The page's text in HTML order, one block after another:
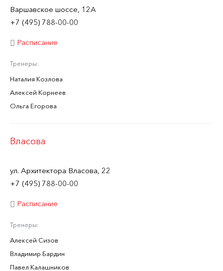
Варшавское шоссе, 12А
+7 (495) 788-00-00
Расписание
Тренеры:
Наталия Козлова
Алексей Корнеев
Ольга Егорова
Власова
ул. Архитектора Власова, 22
+7 (495) 788-00-00
Расписание
Тренеры:
Алексей Сизов
Владимир Бардин
Павел Калашников